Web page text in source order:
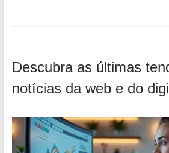
Descubra as últimas
notícias da web e do